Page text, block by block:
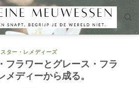
スター・レメディーズ
フラワーとグレース・フラ
メディーから成る。